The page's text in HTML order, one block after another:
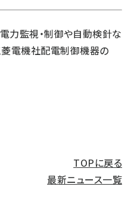
監視・制御や自動検針な
電機社配電制御機器の
TOPに戻る
最新ニュース一覧